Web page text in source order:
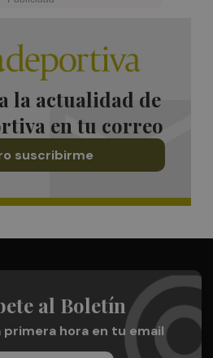
la actualidad de
en tu correo
suscribirme
al Boletín
primera hora en tu email